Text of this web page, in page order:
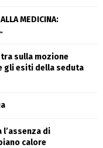
MEDICINA:
sulla mozione
gli esiti della seduta
l’assenza di
calore